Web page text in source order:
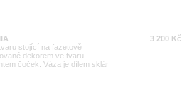
stojící na fazetově
dekorem ve tvaru
čoček. Váza je dílem sklár
3 200 Kč